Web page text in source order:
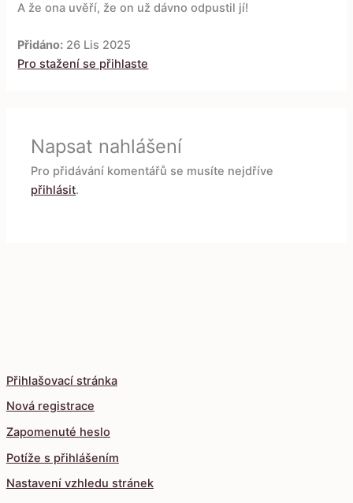
Přihlašovací stránka
Nová registrace
Zapomenuté heslo
Potíže s přihlášením
Nastavení vzhledu stránek
A že ona uvěří, že on už dávno odpustil jí!
Přidáno: 26 Lis 2025
Pro stažení se přihlaste
Napsat nahlášení
Pro přidávání komentářů se musíte nejdříve
přihlásit.